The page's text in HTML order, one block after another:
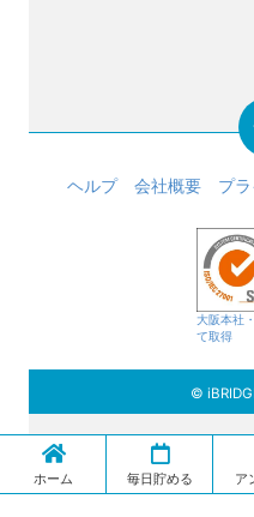
ホーム 毎日貯める ア
ヘルプ 会社概要 プ
大阪本社
て取得
©